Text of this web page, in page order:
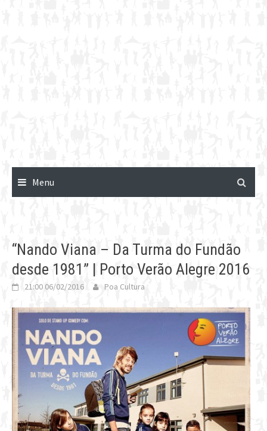
Menu
“Nando Viana – Da Turma do Fundão
desde 1981” | Porto Verão Alegre 2016
21:00 06/02/2016 Poa Cultura